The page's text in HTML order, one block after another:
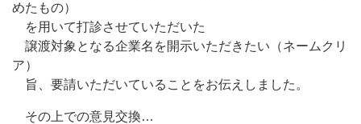
めたもの）
を用いて打診させていただいた
譲渡対象となる企業名を開示いただきたい（ネームクリ
ア）
旨、要請いただいていることをお伝えしました。
その上での意見交換…